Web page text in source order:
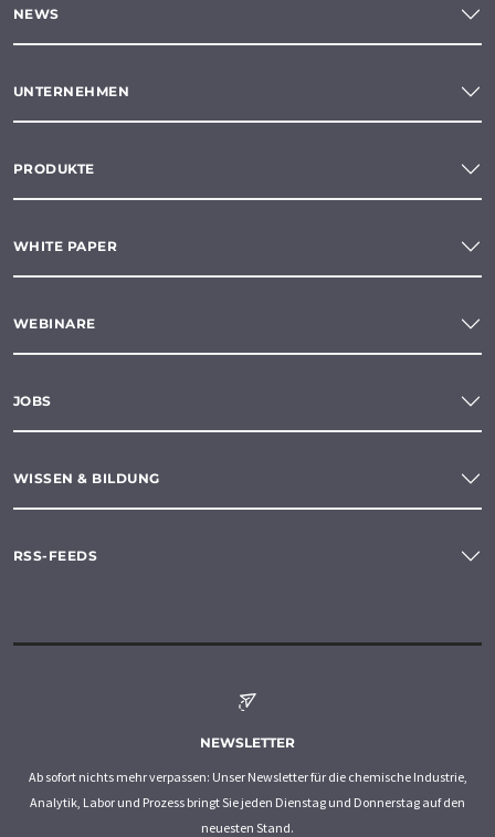
NEWS
UNTERNEHMEN
PRODUKTE
WHITE PAPER
WEBINARE
JOBS
WISSEN & BILDUNG
RSS-FEEDS
NEWSLETTER
Ab sofort nichts mehr verpassen: Unser Newsletter für die chemische Industrie,
Analytik, Labor und Prozess bringt Sie jeden Dienstag und Donnerstag auf den
neuesten Stand.